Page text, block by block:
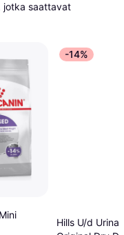
jotka saattavat
-14%
Hills U/d